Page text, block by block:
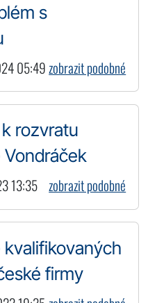
s
05:49zobrazit podobné
rozvratu
13:35 zobrazit podobné
kvalifikovaných
firmy